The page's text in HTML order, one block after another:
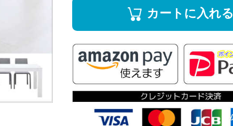
カートに入れる